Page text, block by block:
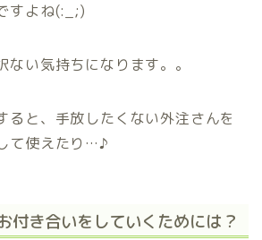
すよね(:_;)
ない気持ちになります。。
ると、手放したくない外注さんを
て使えたり…♪
付き合いをしていくためには？